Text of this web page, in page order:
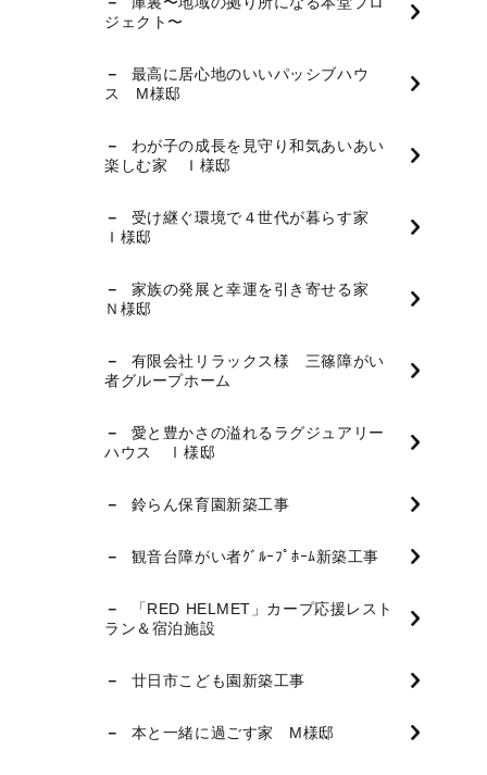
ジェクト〜
最高に居心地のいいパッシブハウ
ス M様邸
わが子の成長を見守り和気あいあい
楽しむ家 Ｉ様邸
受け継ぐ環境で４世代が暮らす家
Ｉ様邸
家族の発展と幸運を引き寄せる家
Ｎ様邸
有限会社リラックス様 三篠障がい
者グループホーム
愛と豊かさの溢れるラグジュアリー
ハウス Ⅰ様邸
鈴らん保育園新築工事
観音台障がい者ｸﾞﾙｰﾌﾟﾎｰﾑ新築工事
「RED HELMET」カープ応援レスト
ラン＆宿泊施設
廿日市こども園新築工事
本と一緒に過ごす家 M様邸